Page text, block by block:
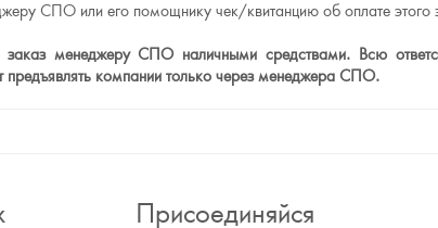
СПО или его помощнику чек/квитанцию об оплате
заказ менеджеру СПО наличными средствами. Всю
компании только через менеджера СПО.
Присоединяйся